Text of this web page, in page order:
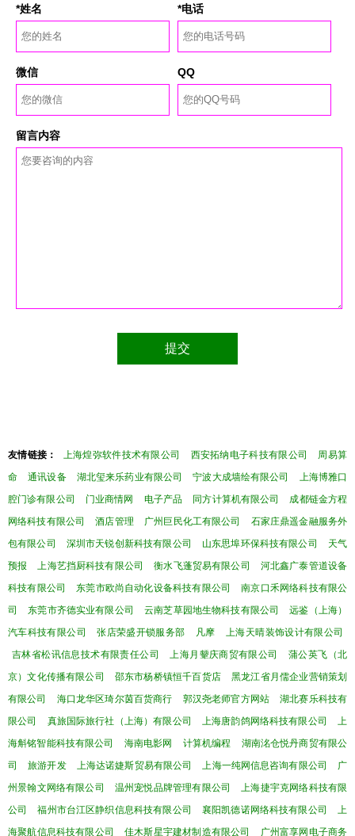
*姓名 *电话
微信 QQ
留言内容
友情链接： 上海煌弥软件技术有限公司 西安拓纳电子科技有限公司
周易算
命
通讯设备 湖北玺来乐药业有限公司 宁波大成墙绘有限公司
上海博雅口
腔门诊有限公司
门业商情网 电子产品 同方计算机有限公司
成都链金方程
网络科技有限公司
酒店管理 广州巨民化工有限公司
石家庄鼎遥金融服务外
包有限公司
深圳市天锐创新科技有限公司 山东思埠环保科技有限公司
天气
预报
上海艺挡厨科技有限公司 衡水飞蓬贸易有限公司
河北鑫广泰管道设备
科技有限公司
东莞市欧尚自动化设备科技有限公司
南京口禾网络科技有限公
司
东莞市齐德实业有限公司 云南芝草园地生物科技有限公司
远鉴（上海）
汽车科技有限公司
张店荣盛开锁服务部 凡摩
上海天晴装饰设计有限公司
吉林省松讯信息技术有限责任公司
上海月颦庆商贸有限公司
蒲公英飞（北
京）文化传播有限公司
邵东市杨桥镇恒千百货店
黑龙江省月儒企业营销策划
有限公司
海口龙华区琦尔茵百货商行 郭汉尧老师官方网站
湖北赛乐科技有
限公司
真旅国际旅行社（上海）有限公司 上海唐韵鸽网络科技有限公司
上
海斛铭智能科技有限公司
海南电影网 计算机编程
湖南洺仓悦丹商贸有限公
司
旅游开发 上海达诺婕斯贸易有限公司 上海一纯网信息咨询有限公司
广
州景翰文网络有限公司
温州宠悦品牌管理有限公司
上海捷宇克网络科技有限
公司
福州市台江区静织信息科技有限公司 襄阳凯德诺网络科技有限公司
上
海聚航信息科技有限公司
佳木斯星宇建材制造有限公司 广州富享网电子商务